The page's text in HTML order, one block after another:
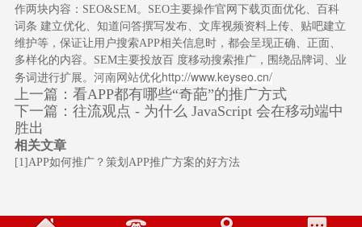
作两块内容：SEO&SEM。SEO主要操作官网下载页面优化、百科
词条 建立优化、知道问答撰写发布、文库视频资料上传、贴吧建立
维护等，保证让用户搜索APP相关信息时，都会呈现正确、正面、
多样化的内容。SEM主要投放百 度移动搜索推广，围绕品牌词、业
务词进行扩展。 河南网站优化http://www.keyseo.cn/
上一篇： 看APP都有哪些“奇葩”的推广方式
下一篇： 往流观点 - 为什么 JavaScript 会在移动端中
胜出
相关文章
[1]APP如何推广？策划APP推广方案的好方法